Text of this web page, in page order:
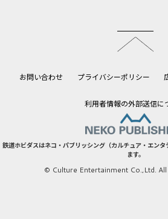
お問い合わせ プライバシーポリシー
利用者情報の外部送信に
鉄道ホビダスはネコ・パブリッシング（カルチュア・エン
ます。
© Culture Entertainment Co.,Ltd.